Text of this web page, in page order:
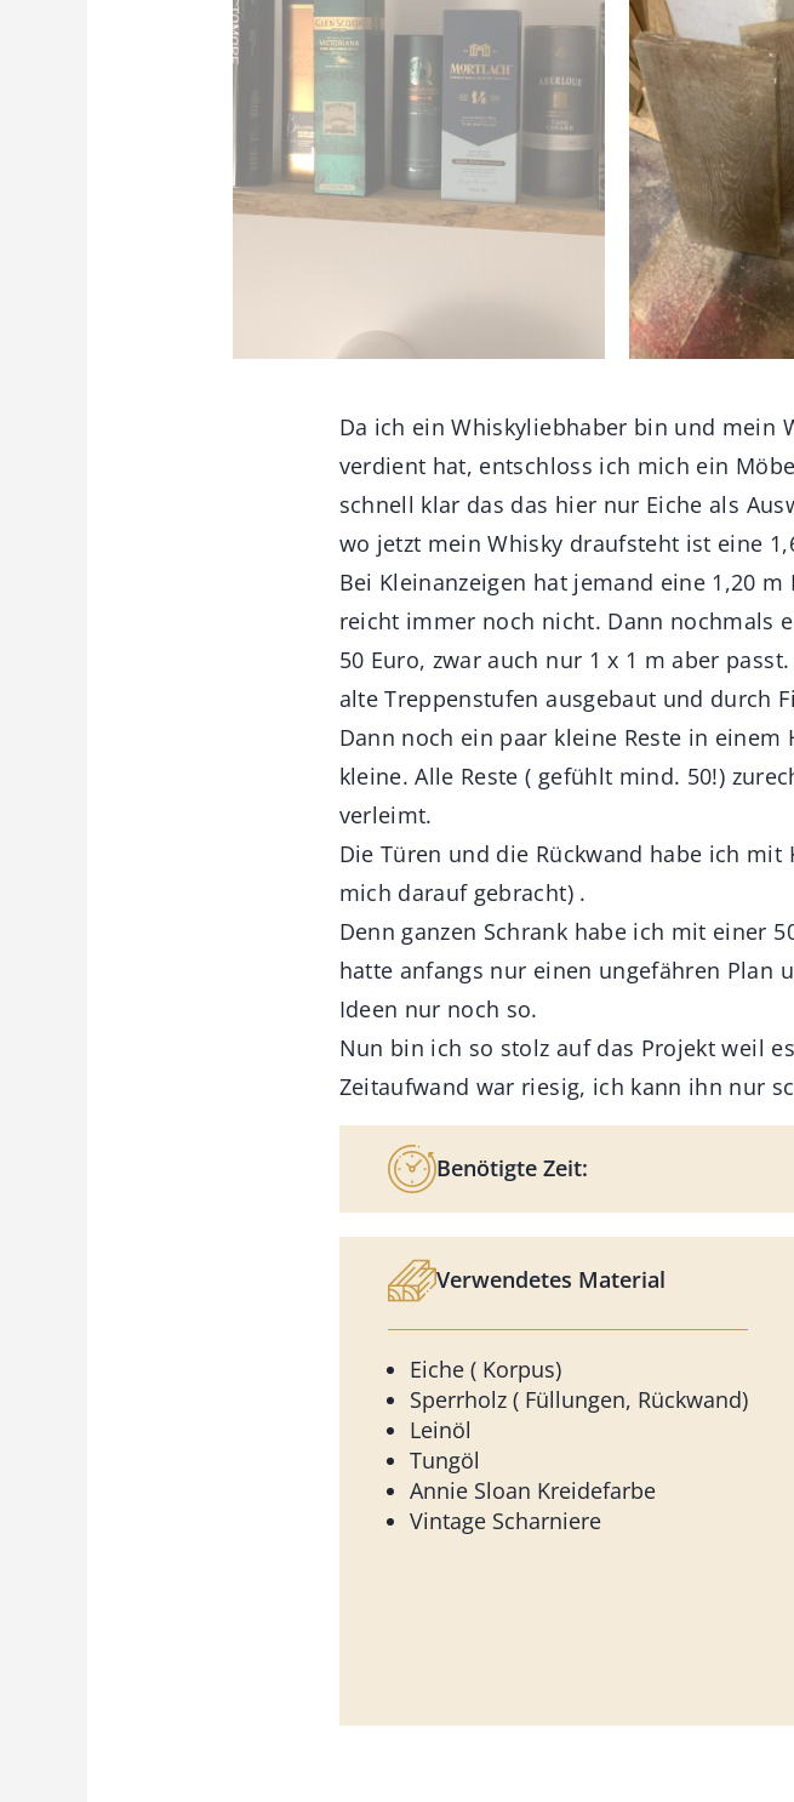
Da ich ein Whiskyliebhaber bin und mein
verdient hat, entschloss ich mich ein
schnell klar das das hier nur Eiche als
wo jetzt mein Whisky draufsteht ist eine
Bei Kleinanzeigen hat jemand eine 1,20
reicht immer noch nicht. Dann nochmals
50 Euro, zwar auch nur 1 x 1 m aber
alte Treppenstufen ausgebaut und durch
Dann noch ein paar kleine Reste in
kleine. Alle Reste ( gefühlt mind. 50!)
verleimt.
Die Türen und die Rückwand habe ich
mich darauf gebracht) .
Denn ganzen Schrank habe ich mit einer
hatte anfangs nur einen ungefähren Plan
Ideen nur noch so.
Nun bin ich so stolz auf das Projekt weil
Zeitaufwand war riesig, ich kann ihn nur
Benötigte Zeit:
Verwendetes Material
Eiche ( Korpus)
Sperrholz ( Füllungen, Rückwand)
Leinöl
Tungöl
Annie Sloan Kreidefarbe
Vintage Scharniere